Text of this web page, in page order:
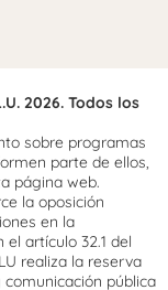
2026. Todos los
sobre programas
parte de ellos,
página web.
la oposición
en la
artículo 32.1 del
realiza la reserva
pública